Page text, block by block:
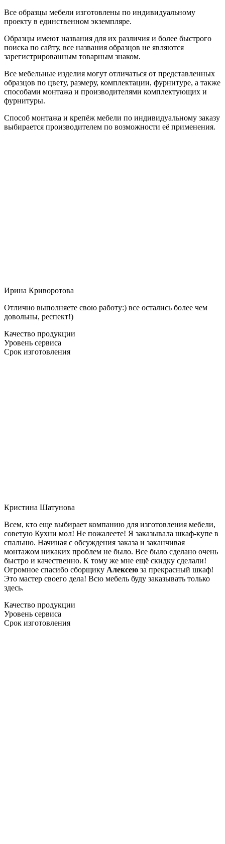
Все образцы мебели изготовлены по индивидуальному
проекту в единственном экземпляре.
Образцы имеют названия для их различия и более быстрого
поиска по сайту, все названия образцов не являются
зарегистрированным товарным знаком.
Все мебельные изделия могут отличаться от представленных
образцов по цвету, размеру, комплектации, фурнитуре, а также
способами монтажа и производителями комплектующих и
фурнитуры.
Способ монтажа и крепёж мебели по индивидуальному заказу
выбирается производителем по возможности её применения.
Ирина Криворотова
Отлично выполняете свою работу:) все остались более чем
довольны, респект!)
Качество продукции
Уровень сервиса
Срок изготовления
Кристина Шатунова
Всем, кто еще выбирает компанию для изготовления мебели,
советую Кухни мол! Не пожалеете! Я заказывала шкаф-купе в
спальню. Начиная с обсуждения заказа и заканчивая
монтажом никаких проблем не было. Все было сделано очень
быстро и качественно. К тому же мне ещё скидку сделали!
Огромное спасибо сборщику Алексею за прекрасный шкаф!
Это мастер своего дела! Всю мебель буду заказывать только
здесь.
Качество продукции
Уровень сервиса
Срок изготовления